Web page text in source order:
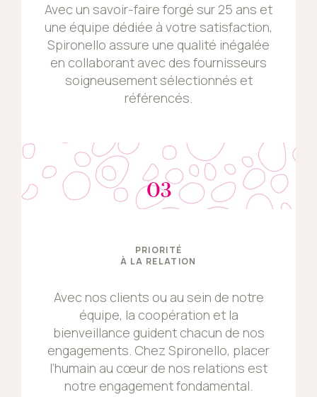
Avec un savoir-faire forgé sur 25 ans et
une équipe dédiée à votre satisfaction,
Spironello assure une qualité inégalée
en collaborant avec des fournisseurs
soigneusement sélectionnés et
référencés.
03
PRIORITÉ
À LA RELATION
Avec nos clients ou au sein de notre
équipe, la coopération et la
bienveillance guident chacun de nos
engagements. Chez Spironello, placer
l’humain au cœur de nos relations est
notre engagement fondamental.